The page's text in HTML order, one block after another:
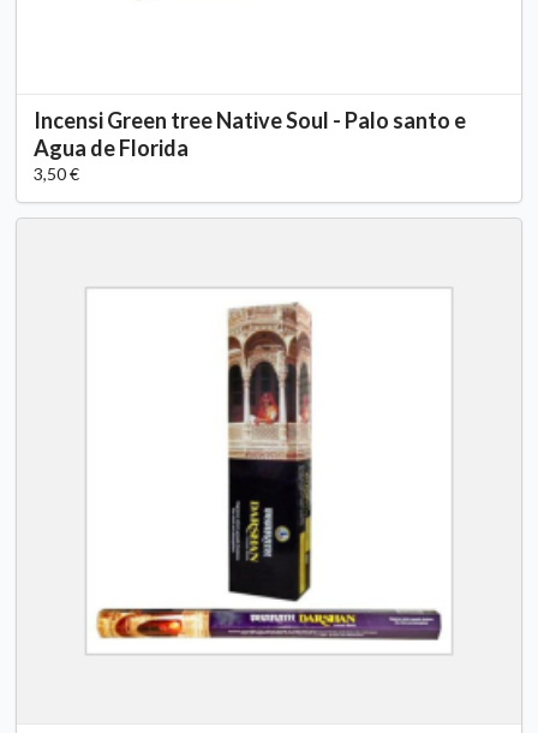
Incensi Green tree Native Soul - Palo santo e
Agua de Florida
3,50 €